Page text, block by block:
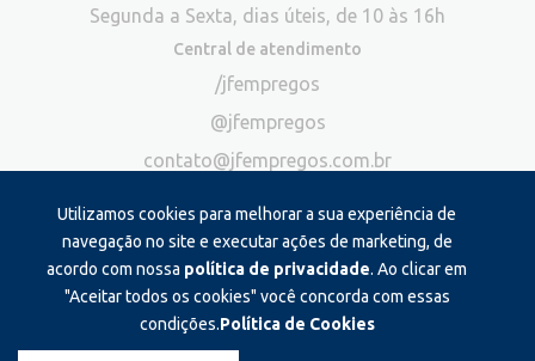
Utilizamos cookies para melhorar a sua experiência de
navegação no site e executar ações de marketing, de
acordo com nossa política de privacidade. Ao clicar em
"Aceitar todos os cookies" você concorda com essas
condições.Política de Cookies
Segunda a Sexta, dias úteis, de 10 às 16h
Central de atendimento
/jfempregos
@jfempregos
contato@jfempregos.com.br
Publicidade
*Exclusivo para atendimento via chat. Não atendemos ligações neste
canal
Produzido e administrado por: